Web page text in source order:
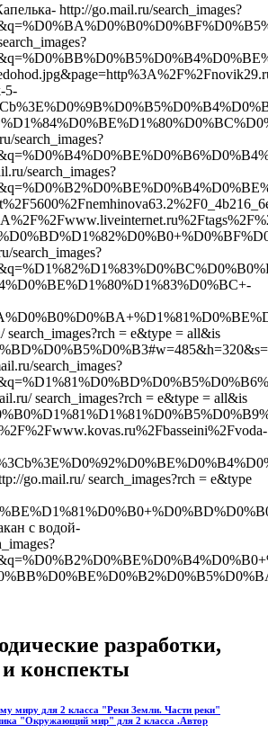
http://go.mail.ru/search_images?
5-
search_images?
search_images?
search_images?
search_images?rch = e&type = all&is
search_images?
search_images?rch = e&type = all&is
go.mail.ru/ search_images?rch = e&type
с водой-
разработки,
конспекты
миру для 2 класса "Реки Земли. Части реки"
"Окружающий мир" для 2 класса .Автор